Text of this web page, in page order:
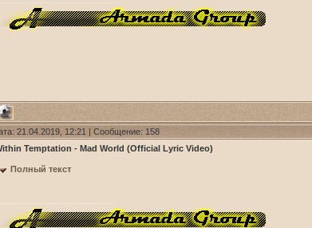
21.04.2019, 12:21 | Сообщение: 158
Temptation - Mad World (Official Lyric Video)
Полный текст